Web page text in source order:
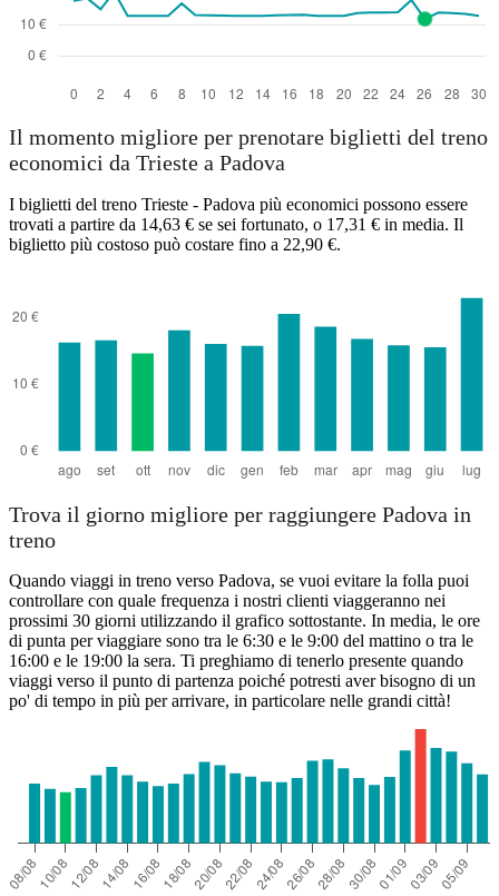
Il momento migliore per prenotare biglietti del treno
economici da Trieste a Padova
I biglietti del treno Trieste - Padova più economici possono essere
trovati a partire da 14,63 € se sei fortunato, o 17,31 € in media. Il
biglietto più costoso può costare fino a 22,90 €.
Trova il giorno migliore per raggiungere Padova in
treno
Quando viaggi in treno verso Padova, se vuoi evitare la folla puoi
controllare con quale frequenza i nostri clienti viaggeranno nei
prossimi 30 giorni utilizzando il grafico sottostante. In media, le ore
di punta per viaggiare sono tra le 6:30 e le 9:00 del mattino o tra le
16:00 e le 19:00 la sera. Ti preghiamo di tenerlo presente quando
viaggi verso il punto di partenza poiché potresti aver bisogno di un
po' di tempo in più per arrivare, in particolare nelle grandi città!